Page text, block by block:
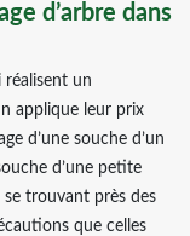
d’arbre dans
réalisent un
applique leur prix
d’une souche d’un
d’une petite
se trouvant près des
que celles